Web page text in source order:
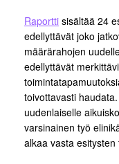
Raportti sisältää 24
edellyttävät joko
määrärahojen
edellyttävät
toivottavasti
uudenlaiselle
varsinainen työ
alkaa vasta